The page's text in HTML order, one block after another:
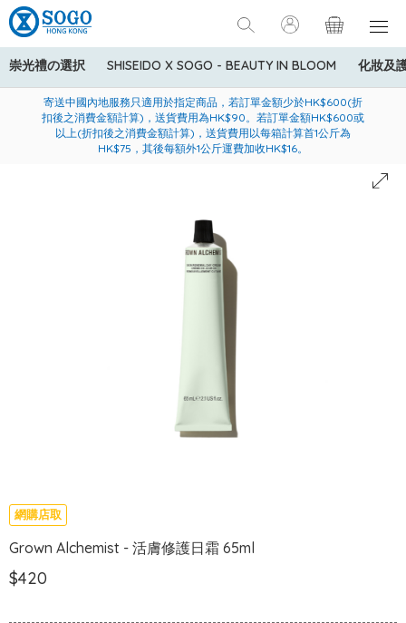
崇光禮の選択 SHISEIDO X SOGO - BEAUTY IN BLOOM 化妝及
美國運通Explorer®信用卡會員購物禮遇：高達5%簽賬回贈！
購買一般貨品(冷凍食品除外)滿$600，可享免費送貨服務
寄送中國內地服務只適用於指定商品，若訂單金額少於HK$600(折
扣後之消費金額計算)，送貨費用為HK$90。若訂單金額HK$600或
以上(折扣後之消費金額計算)，送貨費用以每箱計算首1公斤為
HK$75，其後每額外1公斤運費加收HK$16。
網購店取
Grown Alchemist - 活膚修護日霜 65ml
$420